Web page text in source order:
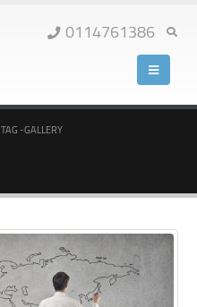
0114761386
TAG -GALLERY